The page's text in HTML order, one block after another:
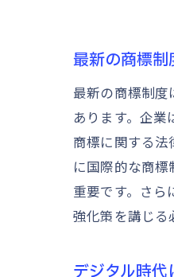
最新の商標
最新の商標制
あります。企
商標に関する
に国際的な商
重要です。さら
強化策を講じる
デジタル時